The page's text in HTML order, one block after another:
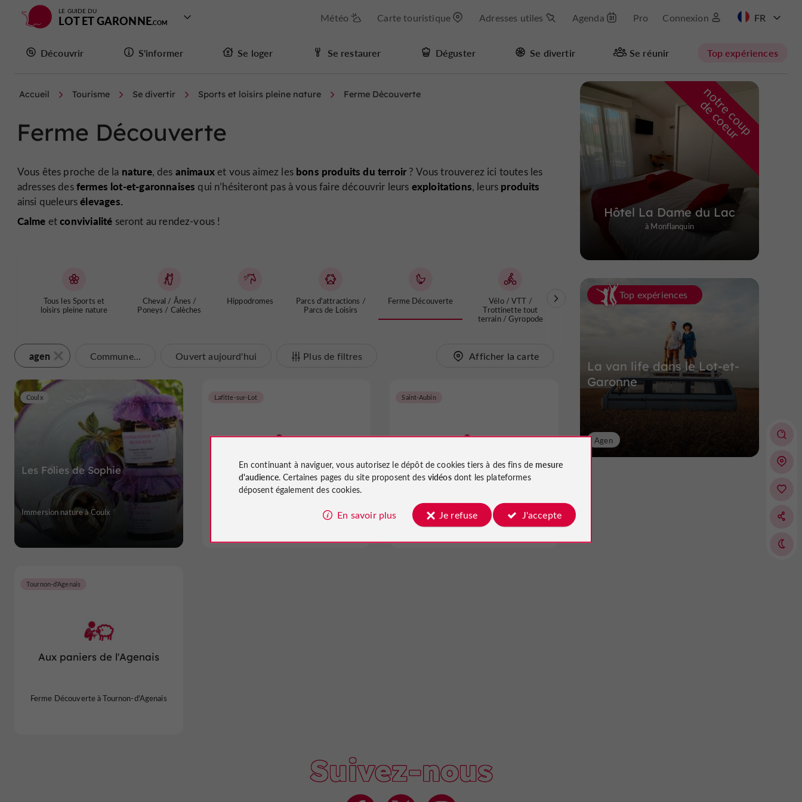
LE GUIDE DU
LOT ET GARONNE Météo Carte touristique Adresses utiles Agenda Pro Connexion
Découvrir S'informer Se loger Se restaurer Déguster Se divertir Se réunir Top expériences
Masquer la carte
Accueil Tourisme Se divertir Sports et loisirs pleine nature Ferme Découverte
Ferme Découverte
Vous êtes proche de la nature, des animauxet vous aimez les bons produits du terroir? Vous trouverez ici toutes les
adresses desfermes lot-et-garonnaises qui n’hésiteront pas à vous faire découvrir leurs exploitations, leurs produits
ainsi queleursélevages.
Calme etconvivialité seront au rendez-vous !
Tous les Sports et
loisirs pleine nature
Cheval / Ânes /
Poneys / Calèches
Hippodromes
Parcs d'attractions /
Parcs de Loisirs
Ferme Découverte
Vélo / VTT /
Trottinette tout
terrain / Gyropode
Randonnées et
Découvertes /
Parcours d'aventure
agen Commune... Ouvert aujourd'hui Plus de filtres Afficher la carte
Les Folies de Sophie
Coulx
Immersion nature à Coulx
La Maison du Pruneau
Lafitte-sur-Lot
Ferme Découverte à Lafitte-sur-Lot
La Ferme du Plessis
Saint-Aubin
Ferme Découverte à Saint-Aubin
Aux paniers de l'Agenais
Tournon-d'Agenais
Ferme Découverte à Tournon-d'Agenais
n
o
t
r
e
c
o
u
p
d
e
c
o
e
u
r
Hôtel La Dame du Lac
à Monflanquin
Top expériences
La van life dans le Lot-et-
Garonne
Agen
Suivez-nous
En continuant à naviguer, vous autorisez le dépôt de cookies tiers à des fins de mesure
d'audience. Certaines pages du site proposent des vidéosdont les plateformes
déposent également des cookies.
En savoir plus Je refuse J'accepte